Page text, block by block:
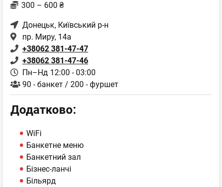
300 – 600 ₴
Донецьк, Київський р-н
пр. Миру, 14а
+38062 381-47-47
+38062 381-47-46
Пн–Нд 12:00 - 03:00
90 - банкет / 200 - фуршет
Додатково:
WiFi
Банкетне меню
Банкетний зал
Бізнес-ланчі
Більярд